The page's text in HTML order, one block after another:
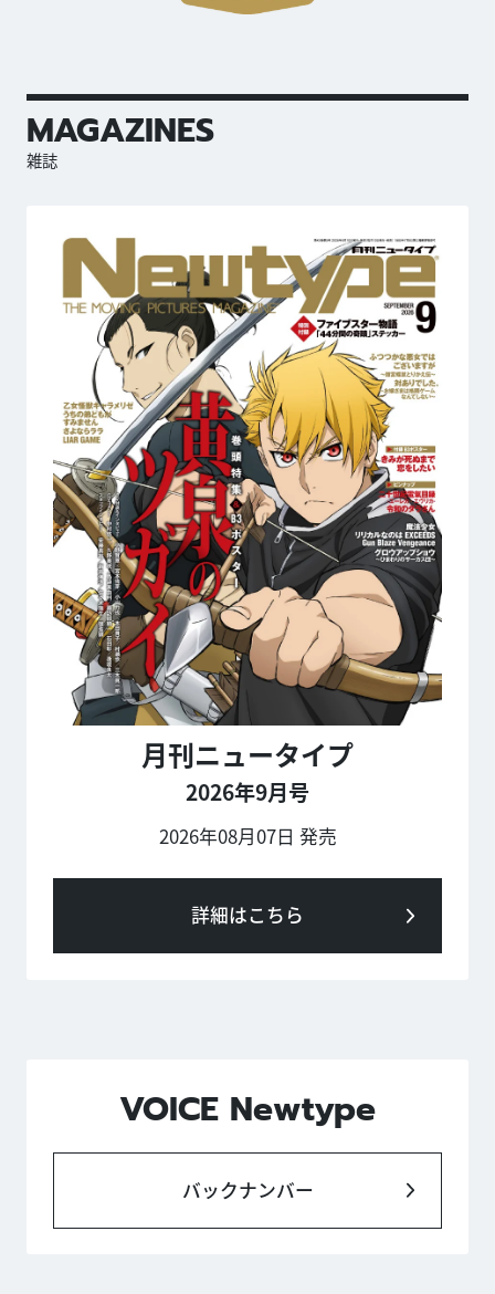
MAGAZINES
雑誌
月刊ニュータイプ
2026年9月号
2026年08月07日 発売
詳細はこちら
VOICE Newtype
バックナンバー